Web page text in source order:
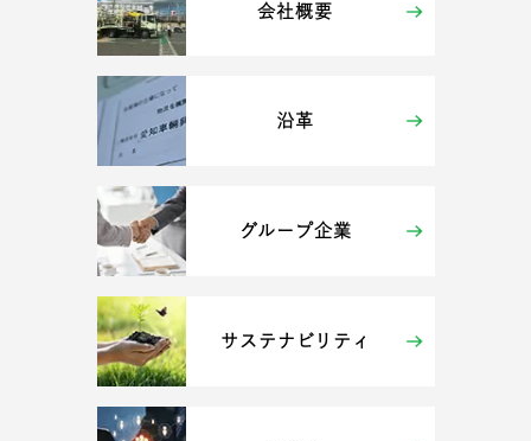
会社概要
沿革
グループ企業
サステナビリティ